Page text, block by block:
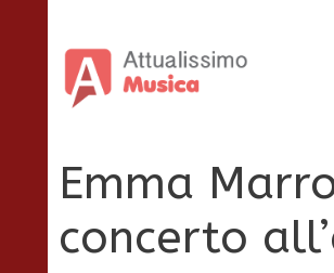
contenuto
Emma
concerto